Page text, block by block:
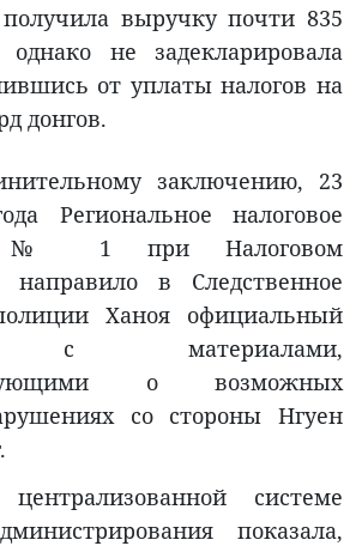
выручку почти 835
не задекларировала
от уплаты налогов на
донгов.
заключению, 23
Региональное налоговое
№ 1 при Налоговом
направило в Следственное
Ханоя официальный
с материалами,
о возможных
со стороны Нгуен
системе
показала,